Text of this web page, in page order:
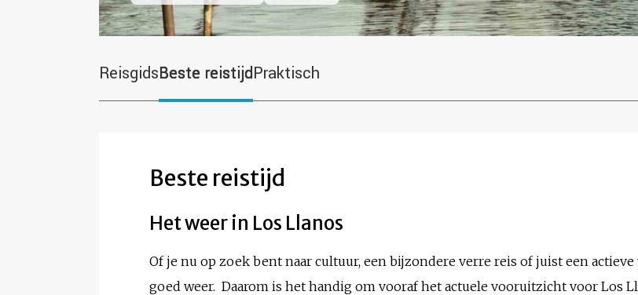
ReisgidsBeste reistijdPraktisch
Beste reistijd
Het weer in Los Llanos
Of je nu op zoek bent naar cultuur, een bijzondere verre reis of juist een
goed weer. Daarom is het handig om vooraf het actuele vooruitzicht voor Los